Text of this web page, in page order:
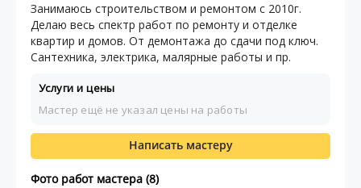
Занимаюсь строительством и ремонтом с 2010г.
Делаю весь спектр работ по ремонту и отделке
квартир и домов. От демонтажа до сдачи под ключ.
Сантехника, электрика, малярные работы и пр.
Услуги и цены
Мастер ещё не указал цены на работы
Написать мастеру
Фото работ мастера (8)